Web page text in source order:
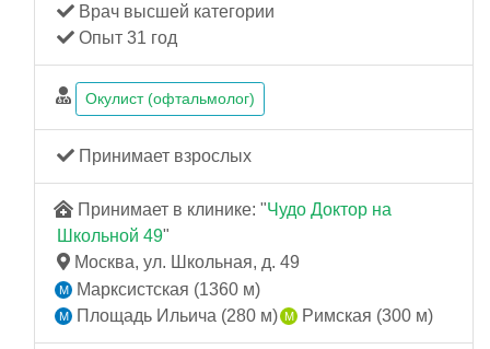
Врач высшей категории
Опыт 31 год
Окулист (офтальмолог)
Принимает взрослых
Принимает в клинике: "Чудо Доктор на
Школьной 49"
Москва, ул. Школьная, д. 49
Марксистская (1360 м)
Площадь Ильича (280 м)
Римская (300 м)